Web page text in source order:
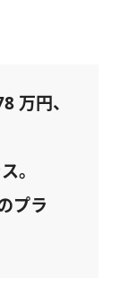
万円、
。
プラ